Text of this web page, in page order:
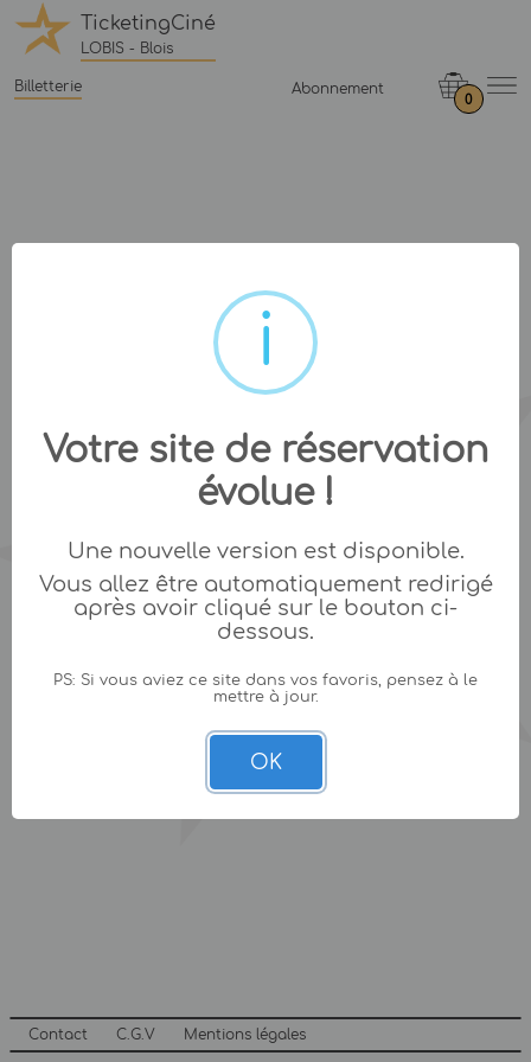
TicketingCiné
LOBIS - Blois
Billetterie Abonnement
0
Contact C.G.V Mentions légales
Votre site de réservation
évolue !
Une nouvelle version est disponible.
Vous allez être automatiquement redirigé
après avoir cliqué sur le bouton ci-
dessous.
PS: Si vous aviez ce site dans vos favoris, pensez à le
mettre à jour.
OK